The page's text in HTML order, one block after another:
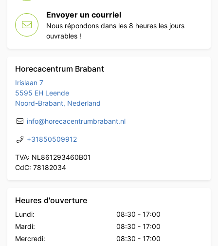
Envoyer un courriel
Nous répondons dans les 8 heures les jours
ouvrables !
Horecacentrum Brabant
Irislaan 7
5595 EH Leende
Noord-Brabant, Nederland
info@horecacentrumbrabant.nl
+31850509912
TVA: NL861293460B01
CdC: 78182034
Heures d'ouverture
Lundi: 08:30 - 17:00
Mardi:
08:30 - 17:00
Mercredi:
08:30 - 17:00